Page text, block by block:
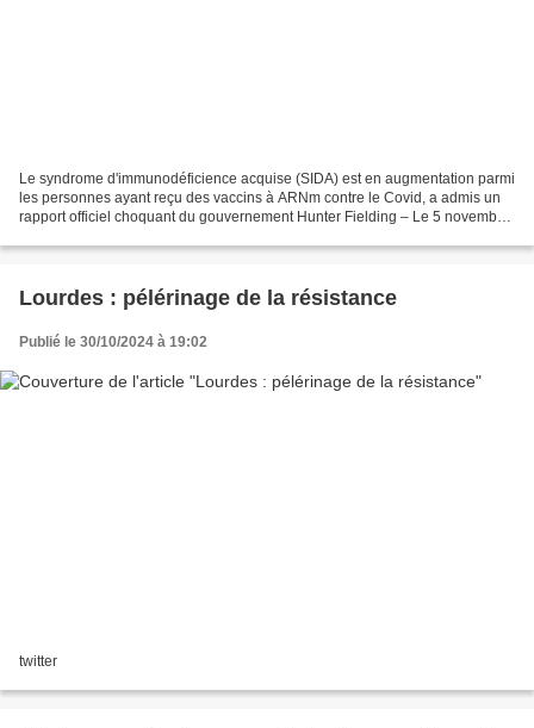
Le syndrome d'immunodéficience acquise (SIDA) est en augmentation parmi
les personnes ayant reçu des vaccins à ARNm contre le Covid, a admis un
rapport officiel choquant du gouvernement Hunter Fielding – Le 5 novembre
Lourdes : pélérinage de la résistance
Publié le 30/10/2024 à 19:02
twitter